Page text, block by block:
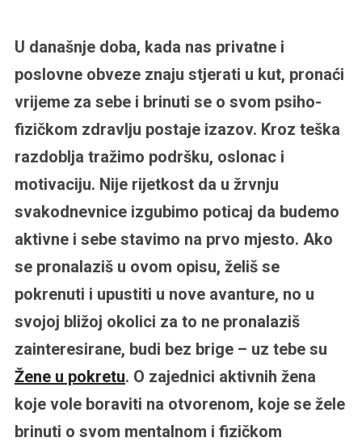
U današnje doba, kada nas privatne i
poslovne obveze znaju stjerati u kut, pronaći
vrijeme za sebe i brinuti se o svom psiho-
fizičkom zdravlju postaje izazov. Kroz teška
razdoblja tražimo podršku, oslonac i
motivaciju. Nije rijetkost da u žrvnju
svakodnevnice izgubimo poticaj da budemo
aktivne i sebe stavimo na prvo mjesto. Ako
se pronalaziš u ovom opisu, želiš se
pokrenuti i upustiti u nove avanture, no u
svojoj bližoj okolici za to ne pronalaziš
zainteresirane, budi bez brige – uz tebe su
Žene u pokretu. O zajednici aktivnih žena
koje vole boraviti na otvorenom, koje se žele
brinuti o svom mentalnom i fizičkom